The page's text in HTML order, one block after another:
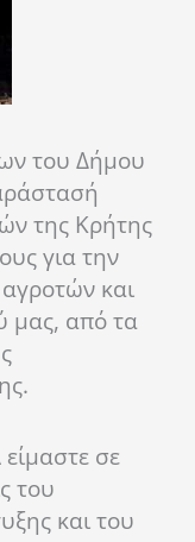
του Δήμου
της Κρήτης
για την
και
μας, από τα
σε
του
και του